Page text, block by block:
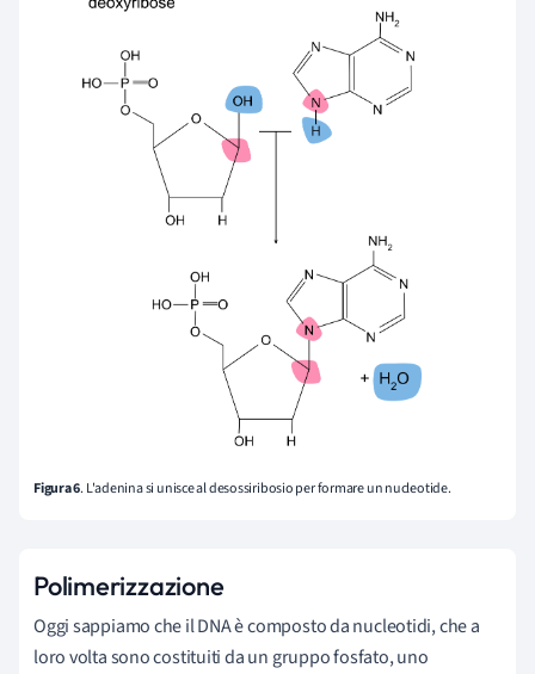
Figura 6. L'adenina si unisce al desossiribosio per formare un nucleotide.
Polimerizzazione
Oggi sappiamo che il DNA è composto da nucleotidi, che a
loro volta sono costituiti da un gruppo fosfato, uno